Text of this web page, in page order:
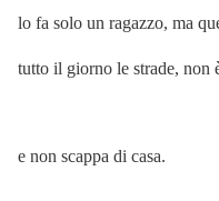
lo fa solo un ragazzo, ma
tutto il giorno le strade, non
e non scappa di casa.